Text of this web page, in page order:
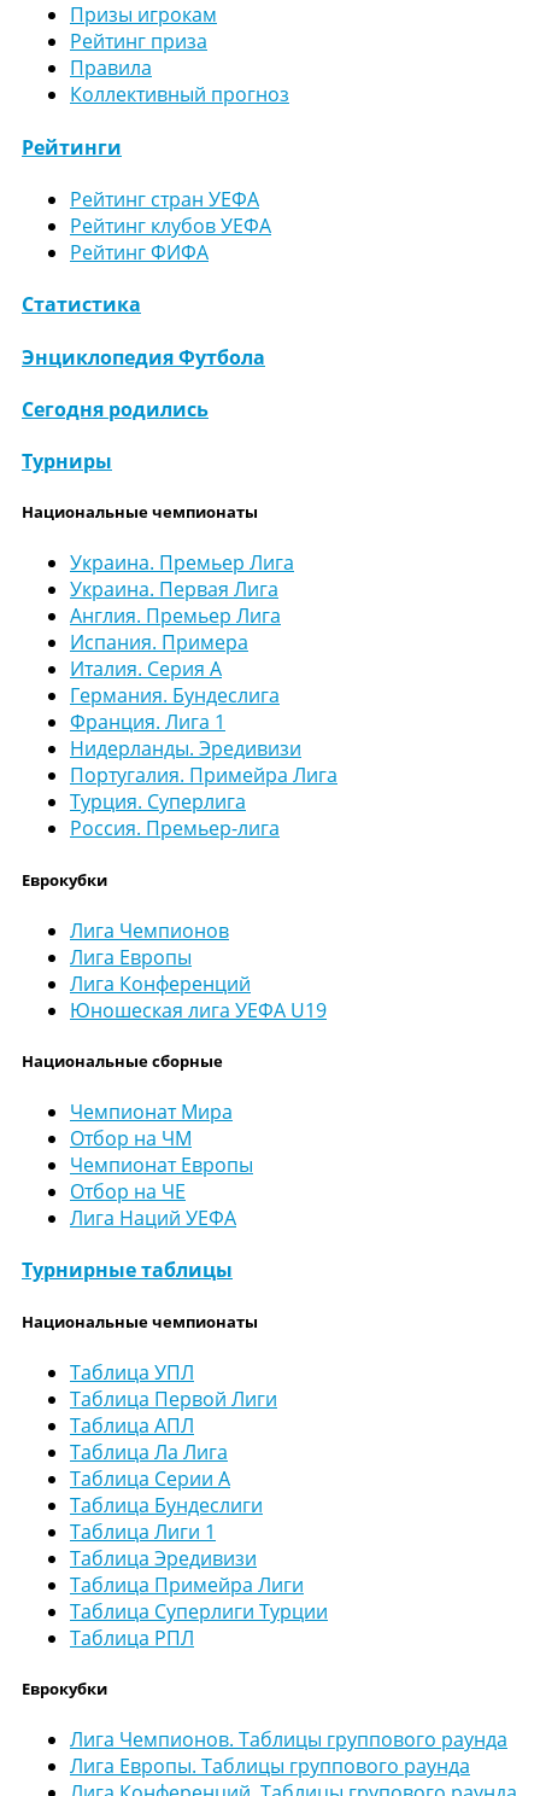
Призы игрокам
Рейтинг приза
Правила
Коллективный прогноз
Рейтинги
Рейтинг стран УЕФА
Рейтинг клубов УЕФА
Рейтинг ФИФА
Статистика
Энциклопедия Футбола
Сегодня родились
Турниры
Национальные чемпионаты
Украина. Премьер Лига
Украина. Первая Лига
Англия. Премьер Лига
Испания. Примера
Италия. Серия А
Германия. Бундеслига
Франция. Лига 1
Нидерланды. Эредивизи
Португалия. Примейра Лига
Турция. Суперлига
Россия. Премьер-лига
Еврокубки
Лига Чемпионов
Лига Европы
Лига Конференций
Юношеская лига УЕФА U19
Национальные сборные
Чемпионат Мира
Отбор на ЧМ
Чемпионат Европы
Отбор на ЧЕ
Лига Наций УЕФА
Турнирные таблицы
Национальные чемпионаты
Таблица УПЛ
Таблица Первой Лиги
Таблица АПЛ
Таблица Ла Лига
Таблица Серии А
Таблица Бундеслиги
Таблица Лиги 1
Таблица Эредивизи
Таблица Примейра Лиги
Таблица Суперлиги Турции
Таблица РПЛ
Еврокубки
Лига Чемпионов. Таблицы группового раунда
Лига Европы. Таблицы группового раунда